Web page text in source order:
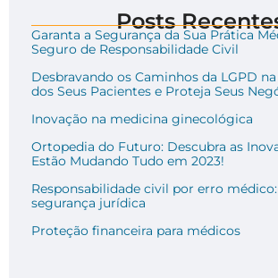
Posts
Garanta a Segurança da Sua Prática
Seguro de Responsabilidade Civil
Desbravando os Caminhos da LGPD
dos Seus Pacientes e Proteja Seus
Inovação na medicina ginecológica
Ortopedia do Futuro: Descubra as
Estão Mudando Tudo em 2023!
Responsabilidade civil por erro
segurança jurídica
Proteção financeira para médicos